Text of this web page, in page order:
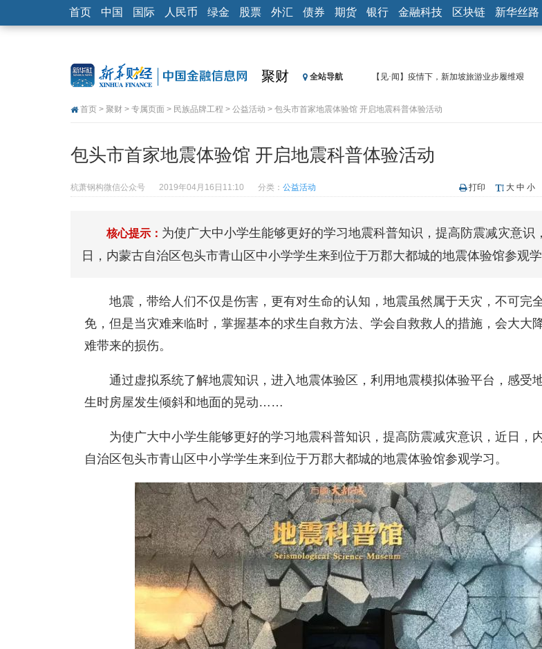
首页 中国 国际 人民币 绿金 股票 外汇 债券 期货 银行 金融科技 区块链 新华丝路
聚财 全站导航
【见·闻】疫情下，新加坡旅游业步履维艰
【见·闻】疫情下一家香港传统零售商的转型突
济安金信：中国基金市场数据分析周报（
【新华财经调查】同业存单、结构性存款玩起“
在“隐秘的角落”
央行公开市场净投放300亿元 短端资金利率明显
基本面及股市双轮冲击 债市回调十年期债表
济安金信：中国基金市场数据分析周报（2020.
首页 > 聚财 > 专属页面 > 民族品牌工程 > 公益活动 > 包头市首家地震体验馆 开启地震科普体验活动
包头市首家地震体验馆 开启地震科普体验活动
杭萧钢构微信公众号 2019年04月16日11:10 分类： 公益活动 打印 大 中 小
核心提示： 为使广大中小学生能够更好的学习地震科普知识，提高防震减灾意识
日，内蒙古自治区包头市青山区中小学学生来到位于万郡大都城的地震体验馆参观学
地震，带给人们不仅是伤害，更有对生命的认知，地震虽然属于天灾，不可完
免，但是当灾难来临时，掌握基本的求生自救方法、学会自救救人的措施，会大大
难带来的损伤。
通过虚拟系统了解地震知识，进入地震体验区，利用地震模拟体验平台，感受
生时房屋发生倾斜和地面的晃动……
为使广大中小学生能够更好的学习地震科普知识，提高防震减灾意识，近日，
自治区包头市青山区中小学学生来到位于万郡大都城的地震体验馆参观学习。